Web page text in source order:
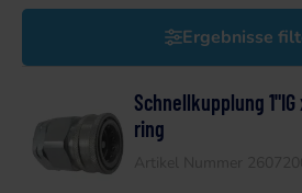
Ergebnisse
Schnellkupplung
ring